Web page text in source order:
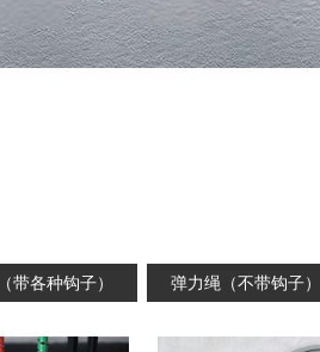
带各种钩子） 弹力绳（不带钩子）